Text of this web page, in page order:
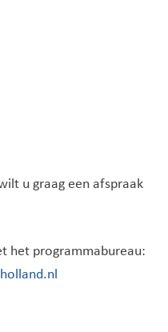
u graag een afspraak
het programmabureau: